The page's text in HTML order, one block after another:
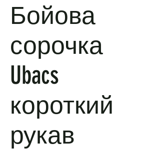
Бойова
сорочка
Ubacs
короткий
рукав